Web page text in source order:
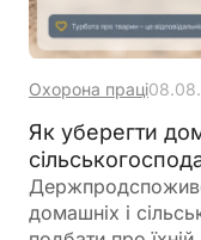
Охорона праці
Як уберегти
домашніх і